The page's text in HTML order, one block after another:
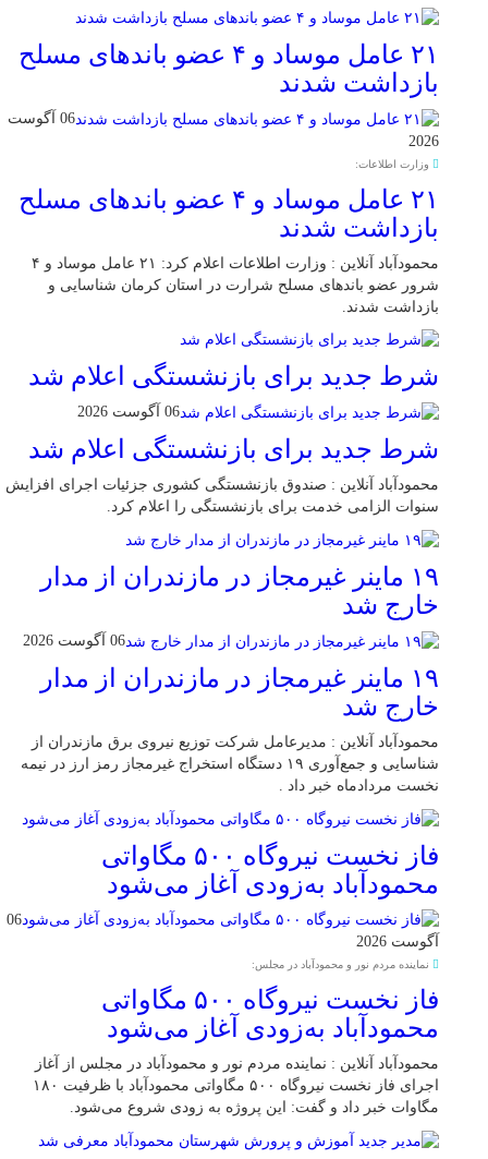
۲۱ عامل موساد و ۴ عضو باند‌های مسلح
بازداشت شدند
06 آگوست
2026
وزارت اطلاعات:
۲۱ عامل موساد و ۴ عضو باند‌های مسلح
بازداشت شدند
محمودآباد آنلاین : وزارت اطلاعات اعلام کرد: ۲۱ عامل موساد و ۴
شرور عضو باند‌های مسلح شرارت در استان کرمان شناسایی و
بازداشت شدند.
شرط جدید برای بازنشستگی اعلام شد
06 آگوست 2026
شرط جدید برای بازنشستگی اعلام شد
محمودآباد آنلاین : صندوق بازنشستگی کشوری جزئیات اجرای افزایش
سنوات الزامی خدمت برای بازنشستگی را اعلام کرد.
۱۹ ماینر غیرمجاز در مازندران از مدار
خارج شد
06 آگوست 2026
۱۹ ماینر غیرمجاز در مازندران از مدار
خارج شد
محمودآباد آنلاین : مدیرعامل شرکت توزیع نیروی برق مازندران از
شناسایی و جمع‌آوری ۱۹ دستگاه استخراج غیرمجاز رمز ارز در نیمه
نخست مردادماه خبر داد .
فاز نخست نیروگاه ۵۰۰ مگاواتی
محمودآباد به‌زودی آغاز می‌شود
06
آگوست 2026
نماینده مردم نور و محمودآباد در مجلس:
فاز نخست نیروگاه ۵۰۰ مگاواتی
محمودآباد به‌زودی آغاز می‌شود
محمودآباد آنلاین : نماینده مردم نور و محمودآباد در مجلس از آغاز
اجرای فاز نخست نیروگاه ۵۰۰ مگاواتی محمودآباد با ظرفیت ۱۸۰
مگاوات خبر داد و گفت: این پروژه به زودی شروع می‌شود.